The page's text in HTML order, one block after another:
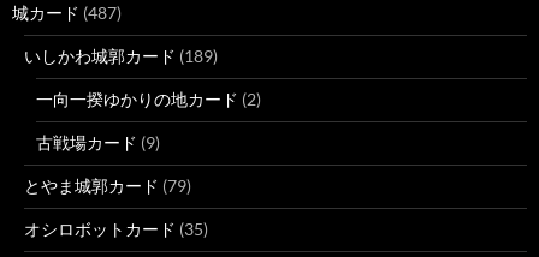
城カード (487)
いしかわ城郭カード (189)
一向一揆ゆかりの地カード (2)
古戦場カード (9)
とやま城郭カード (79)
オシロボットカード (35)